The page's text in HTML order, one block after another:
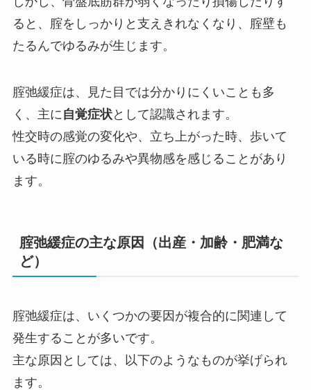
ると、腟をしっかりと支えきれなくなり、腟壁も
たるんでゆるみが生じます。
腟弛緩症は、見た目では分かりにくいことも多
く、主に自覚症状として認識されます。
性交時の感覚の変化や、立ち上がった時、歩いて
いる時に腟のゆるみや異物感を感じることがあり
ます。
腟弛緩症の主な原因（出産・加齢・肥満な
ど）
腟弛緩症は、いくつかの要因が複合的に関連して
発生することが多いです。
主な原因としては、以下のようなものが挙げられ
ます。